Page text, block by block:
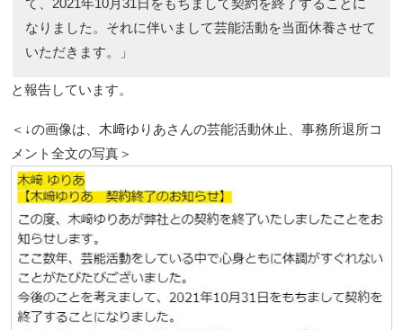
て、2021年10月31日をもちまして契約を終了することに
なりました。それに伴いまして芸能活動を当面休養させて
いただきます。」
と報告しています。
＜↓の画像は、木﨑ゆりあさんの芸能活動休止、事務所退所コ
メント全文の写真＞